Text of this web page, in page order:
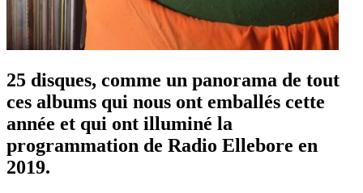
25 disques, comme un panorama de tout
ces albums qui nous ont emballés cette
année et qui ont illuminé la
programmation de Radio Ellebore en
2019.